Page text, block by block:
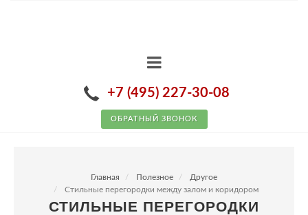
+7 (495) 227-30-08
ОБРАТНЫЙ ЗВОНОК
Главная Полезное
Другое
Стильные перегородки между залом и коридором
СТИЛЬНЫЕ ПЕРЕГОРОДКИ